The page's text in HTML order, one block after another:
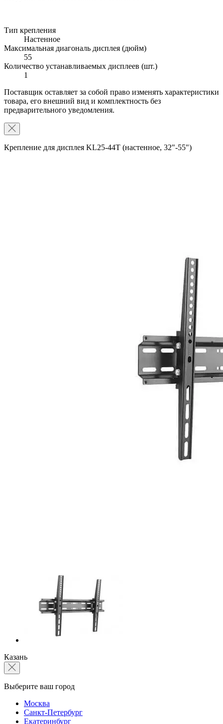
Тип крепления
Настенное
Максимальная диагональ дисплея (дюйм)
55
Количество устанавливаемых дисплеев (шт.)
1
Поставщик оставляет за собой право изменять характеристики
товара, его внешний вид и комплектность без
предварительного уведомления.
Крепление для дисплея KL25-44T (настенное, 32"-55")
Казань
Выберите ваш город
Москва
Санкт-Петербург
Екатеринбург